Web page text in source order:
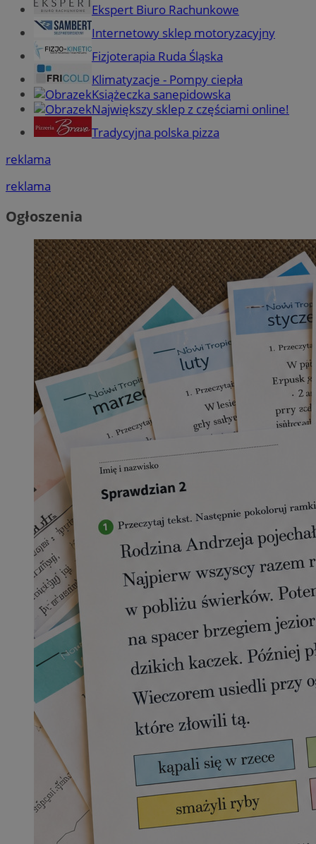
Ekspert Biuro Rachunkowe
Internetowy sklep motoryzacyjny
Fizjoterapia Ruda Śląska
Klimatyzacje - Pompy ciepła
Książeczka sanepidowska
Największy sklep z częściami online!
Tradycyjna polska pizza
reklama
reklama
Ogłoszenia